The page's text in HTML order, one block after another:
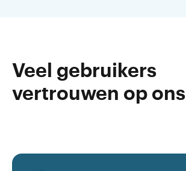
Veel gebruikers
vertrouwen op ons